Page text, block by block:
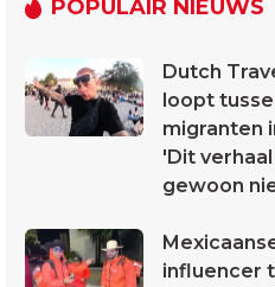
POPULAIR NIEUWS
Dutch
loopt
migranten
'Dit
gewoon
influencer